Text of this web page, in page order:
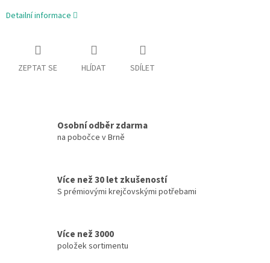
Detailní informace
ZEPTAT SE HLÍDAT SDÍLET
Osobní odběr zdarma
na pobočce v Brně
Více než 30 let zkušeností
S prémiovými krejčovskými potřebami
Více než 3000
položek sortimentu